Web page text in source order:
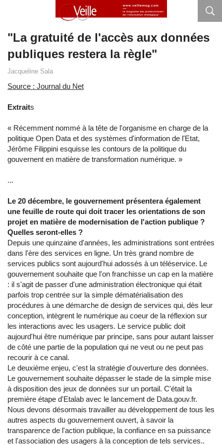
"La gratuité de l'accès aux données
publiques restera la règle"
Jacqueline Sala
Source : Journal du Net
Extraits
« Récemment nommé à la tête de l'organisme en charge de la
politique Open Data et des systèmes d'information de l'Etat,
Jérôme Filippini esquisse les contours de la politique du
gouvernent en matière de transformation numérique. »
...
Le 20 décembre, le gouvernement présentera également
une feuille de route qui doit tracer les orientations de son
projet en matière de modernisation de l'action publique ?
Quelles seront-elles ?
Depuis une quinzaine d'années, les administrations sont entrées
dans l'ère des services en ligne. Un très grand nombre de
services publics sont aujourd'hui adossés à un téléservice. Le
gouvernement souhaite que l'on franchisse un cap en la matière
: il s'agit de passer d'une administration électronique qui était
parfois trop centrée sur la simple dématérialisation des
procédures à une démarche de design de services qui, dès leur
conception, intègrent le numérique au coeur de la réflexion sur
les interactions avec les usagers. Le service public doit
aujourd'hui être numérique par principe, sans pour autant laisser
de côté une partie de la population qui ne veut ou ne peut pas
recourir à ce canal.
Le deuxième enjeu, c'est la stratégie d'ouverture des données.
Le gouvernement souhaite dépasser le stade de la simple mise
à disposition des jeux de données sur un portail. C'était la
première étape d'Etalab avec le lancement de Data.gouv.fr.
Nous devons désormais travailler au développement de tous les
autres aspects du gouvernement ouvert, à savoir la
transparence de l'action publique, la confiance en sa puissance
et l'association des usagers à la conception de tels services..